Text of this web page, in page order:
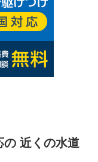
の 近くの水道